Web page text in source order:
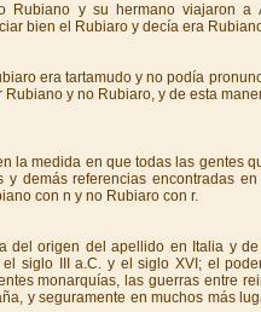
Rubiano y su hermano viajaron
bien el Rubiaro y decía era
era tartamudo y no podía
y no Rubiaro, y de esta
la medida en que todas las gentes
y demás referencias encontradas
con n y no Rubiaro con r.
del origen del apellido en Italia y
siglo III a.C. y el siglo XVI; el
monarquías, las guerras entre
y seguramente en muchos más